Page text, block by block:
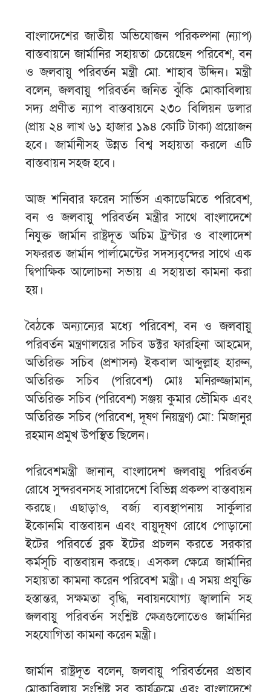
বাংলাদেশের জাতীয় অভিযোজন পরিকল্পনা (ন্যাপ)
বাস্তবায়নে জার্মানির সহায়তা চেয়েছেন পরিবেশ, বন
ও জলবায়ু পরিবর্তন মন্ত্রী মো. শাহাব উদ্দিন। মন্ত্রী
বলেন, জলবায়ু পরিবর্তন জনিত ঝুঁকি মোকাবিলায়
সদ্য প্রণীত ন্যাপ বাস্তবায়নে ২৩০ বিলিয়ন ডলার
(প্রায় ২৪ লাখ ৬১ হাজার ১৯৪ কোটি টাকা) প্রয়োজন
হবে। জার্মানীসহ উন্নত বিশ্ব সহায়তা করলে এটি
বাস্তবায়ন সহজ হবে।
আজ শনিবার ফরেন সার্ভিস একাডেমিতে পরিবেশ,
বন ও জলবায়ু পরিবর্তন মন্ত্রীর সাথে বাংলাদেশে
নিযুক্ত জার্মান রাষ্ট্রদূত অচিম ট্রস্টার ও বাংলাদেশ
সফররত জার্মান পার্লামেন্টের সদস্যবৃন্দের সাথে এক
দ্বিপাক্ষিক আলোচনা সভায় এ সহায়তা কামনা করা
হয়।
বৈঠকে অন্যান্যের মধ্যে পরিবেশ, বন ও জলবায়ু
পরিবর্তন মন্ত্রণালয়ের সচিব ডক্টর ফারহিনা আহমেদ,
অতিরিক্ত সচিব (প্রশাসন) ইকবাল আব্দুল্লাহ হারুন,
অতিরিক্ত সচিব (পরিবেশ) মোঃ মনিরুজ্জামান,
অতিরিক্ত সচিব (পরিবেশ) সঞ্জয় কুমার ভৌমিক এবং
অতিরিক্ত সচিব (পরিবেশ, দূষণ নিয়ন্ত্রণ) মো: মিজানুর
রহমান প্রমুখ উপস্থিত ছিলেন।
পরিবেশমন্ত্রী জানান, বাংলাদেশ জলবায়ু পরিবর্তন
রোধে সুন্দরবনসহ সারাদেশে বিভিন্ন প্রকল্প বাস্তবায়ন
করছে। এছাড়াও, বর্জ্য ব্যবস্থাপনায় সার্কুলার
ইকোনমি বাস্তবায়ন এবং বায়ুদূষণ রোধে পোড়ানো
ইটের পরিবর্তে ব্লক ইটের প্রচলন করতে সরকার
কর্মসূচি বাস্তবায়ন করছে। এসকল ক্ষেত্রে জার্মানির
সহায়তা কামনা করেন পরিবেশ মন্ত্রী। এ সময় প্রযুক্তি
হস্তান্তর, সক্ষমতা বৃদ্ধি, নবায়নযোগ্য জ্বালানি সহ
জলবায়ু পরিবর্তন সংশ্লিষ্ট ক্ষেত্রগুলোতেও জার্মানির
সহযোগিতা কামনা করেন মন্ত্রী।
জার্মান রাষ্ট্রদূত বলেন, জলবায়ু পরিবর্তনের প্রভাব